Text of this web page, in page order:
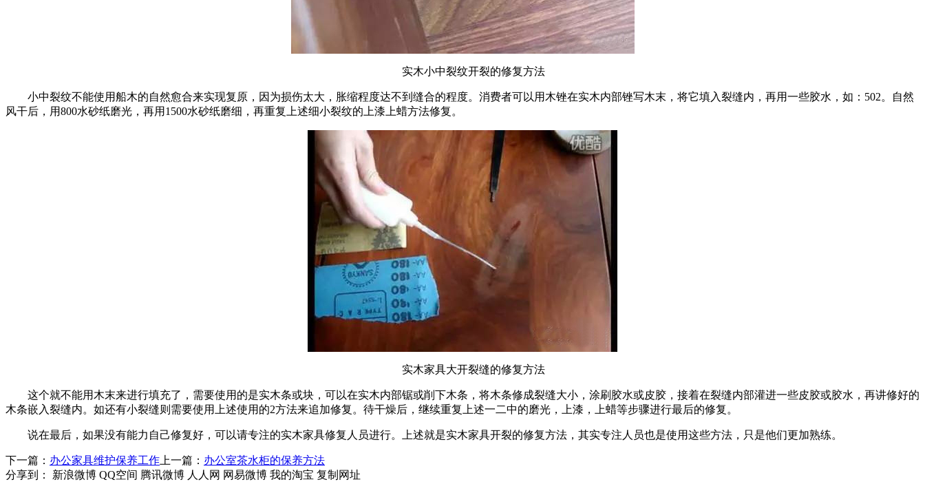
实木小中裂纹开裂的修复方法
小中裂纹不能使用船木的自然愈合来实现复原，因为损伤太大，胀缩程度达不到缝合的程度。消费者可以用木锉在实木内部锉写木末，将它填入裂缝内，再用一些胶水，如：502。自然
风干后，用800水砂纸磨光，再用1500水砂纸磨细，再重复上述细小裂纹的上漆上蜡方法修复。
实木家具大开裂缝的修复方法
这个就不能用木末来进行填充了，需要使用的是实木条或块，可以在实木内部锯或削下木条，将木条修成裂缝大小，涂刷胶水或皮胶，接着在裂缝内部灌进一些皮胶或胶水，再讲修好的
木条嵌入裂缝内。如还有小裂缝则需要使用上述使用的2方法来追加修复。待干燥后，继续重复上述一二中的磨光，上漆，上蜡等步骤进行最后的修复。
说在最后，如果没有能力自己修复好，可以请专注的实木家具修复人员进行。上述就是实木家具开裂的修复方法，其实专注人员也是使用这些方法，只是他们更加熟练。
下一篇： 办公家具维护保养工作 上一篇： 办公室茶水柜的保养方法
分享到：
新浪微博 QQ空间 腾讯微博 人人网 网易微博 我的淘宝 复制网址